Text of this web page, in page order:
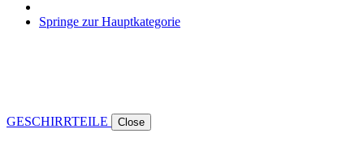
Springe zur Hauptkategorie
GESCHIRRTEILE Close